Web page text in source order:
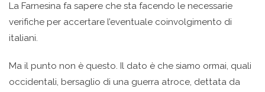
La Farnesina fa sapere che sta facendo le necessarie
verifiche per accertare l’eventuale coinvolgimento di
italiani.
Ma il punto non è questo. Il dato è che siamo ormai, quali
occidentali, bersaglio di una guerra atroce, dettata da